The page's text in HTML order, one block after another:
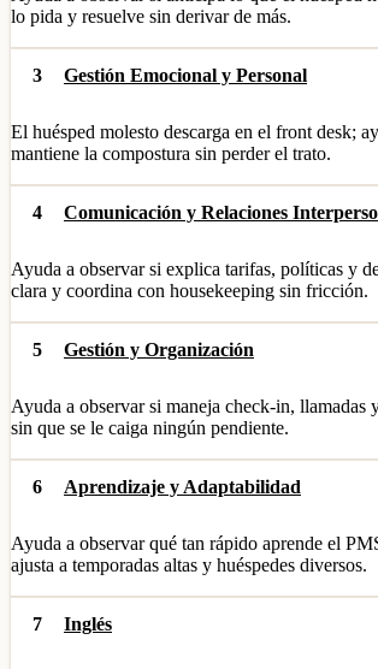
lo pida y resuelve sin derivar de más.
3 Gestión Emocional y Personal
El huésped molesto descarga en el front desk;
mantiene la compostura sin perder el trato.
4 Comunicación y Relaciones
Ayuda a observar si explica tarifas, políticas y
clara y coordina con housekeeping sin fricción.
5 Gestión y Organización
Ayuda a observar si maneja check-in, llamadas
sin que se le caiga ningún pendiente.
6 Aprendizaje y Adaptabilidad
Ayuda a observar qué tan rápido aprende el
ajusta a temporadas altas y huéspedes diversos.
7 Inglés